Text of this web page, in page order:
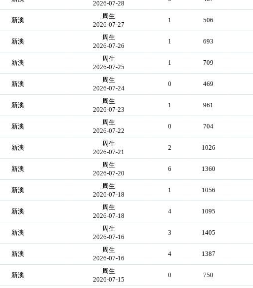
2026-07-28
新澳
周生
2026-07-27
1 506
新澳
周生
2026-07-26
1 693
新澳
周生
2026-07-25
1 709
新澳
周生
2026-07-24
0 469
新澳
周生
2026-07-23
1 961
新澳
周生
2026-07-22
0 704
新澳
周生
2026-07-21
2 1026
新澳
周生
2026-07-20
6 1360
新澳
周生
2026-07-18
1 1056
新澳
周生
2026-07-18
4 1095
新澳
周生
2026-07-16
3 1405
新澳
周生
2026-07-16
4 1387
新澳
周生
2026-07-15
0 750